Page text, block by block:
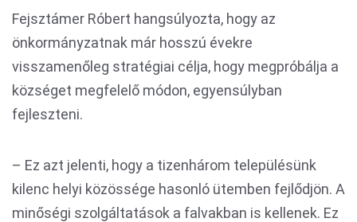
Fejsztámer Róbert hangsúlyozta, hogy az
önkormányzatnak már hosszú évekre
visszamenőleg stratégiai célja, hogy megpróbálja a
községet megfelelő módon, egyensúlyban
fejleszteni.
– Ez azt jelenti, hogy a tizenhárom településünk
kilenc helyi közössége hasonló ütemben fejlődjön. A
minőségi szolgáltatások a falvakban is kellenek. Ez